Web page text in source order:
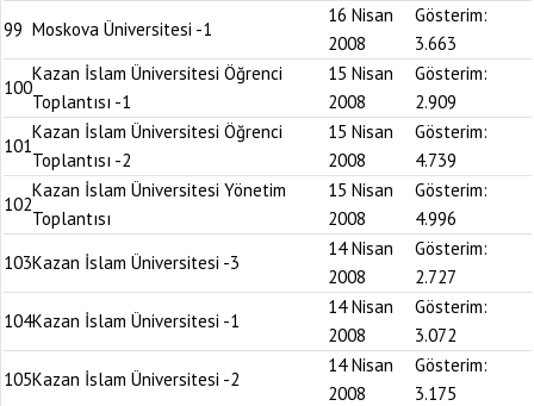
99 Moskova Üniversitesi -1
16 Nisan
2008
Gösterim:
3.663
100
Kazan İslam Üniversitesi Öğrenci
Toplantısı -1
15 Nisan
2008
Gösterim:
2.909
101
Kazan İslam Üniversitesi Öğrenci
Toplantısı -2
15 Nisan
2008
Gösterim:
4.739
102
Kazan İslam Üniversitesi Yönetim
Toplantısı
15 Nisan
2008
Gösterim:
4.996
103Kazan İslam Üniversitesi -3
14 Nisan
2008
Gösterim:
2.727
104Kazan İslam Üniversitesi -1
14 Nisan
2008
Gösterim:
3.072
105Kazan İslam Üniversitesi -2
14 Nisan
2008
Gösterim:
3.175